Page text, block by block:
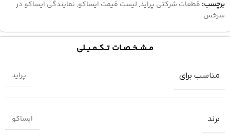
برچسب: قطعات شرکتی پراید, لیست قیمت ایساکو, نمایندگی ایساکو در
سرخس
مــشــخــصــات تــکــمــیــلی
مناسب برای پراید
برند ایساکو